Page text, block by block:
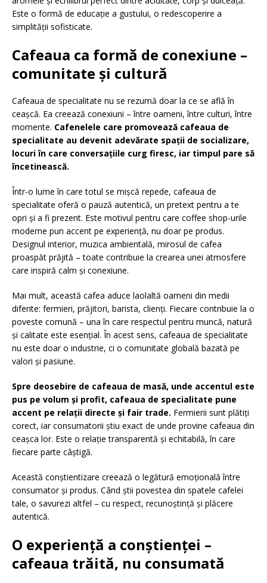
Este o formă de educație a gustului, o redescoperire a
simplității sofisticate.
Cafeaua ca formă de conexiune –
comunitate și cultură
Cafeaua de specialitate nu se rezumă doar la ce se află în
ceașcă. Ea creează conexiuni – între oameni, între culturi, între
momente. Cafenelele care promovează cafeaua de
specialitate au devenit adevărate spații de socializare,
locuri în care conversațiile curg firesc, iar timpul pare să
încetinească.
Într-o lume în care totul se mișcă repede, cafeaua de
specialitate oferă o pauză autentică, un pretext pentru a te
opri și a fi prezent. Este motivul pentru care coffee shop-urile
moderne pun accent pe experiență, nu doar pe produs.
Designul interior, muzica ambientală, mirosul de cafea
proaspăt prăjită – toate contribuie la crearea unei atmosfere
care inspiră calm și conexiune.
Mai mult, această cafea aduce laolaltă oameni din medii
diferite: fermieri, prăjitori, barista, clienți. Fiecare contribuie la o
poveste comună – una în care respectul pentru muncă, natură
și calitate este esențial. În acest sens, cafeaua de specialitate
nu este doar o industrie, ci o comunitate globală bazată pe
valori și pasiune.
Spre deosebire de cafeaua de masă, unde accentul este
pus pe volum și profit, cafeaua de specialitate pune
accent pe relații directe și fair trade. Fermierii sunt plătiți
corect, iar consumatorii știu exact de unde provine cafeaua din
ceașca lor. Este o relație transparentă și echitabilă, în care
fiecare parte câștigă.
Această conștientizare creează o legătură emoțională între
consumator și produs. Când știi povestea din spatele cafelei
tale, o savurezi altfel – cu respect, recunoștință și plăcere
autentică.
O experiență a conștienței –
cafeaua trăită, nu consumată